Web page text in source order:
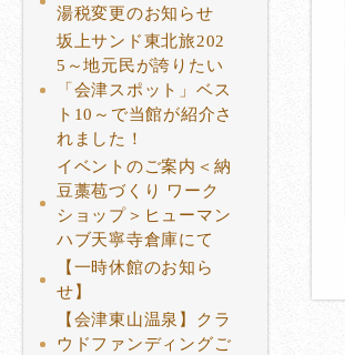
湯税変更のお知らせ
坂上サンド東北旅202
5～地元民が誇りたい
「会津スポット」ベス
ト10～で当館が紹介さ
れました！
イベントのご案内＜納
豆藁苞づくり ワーク
ショップ＞ヒューマン
ハブ天寧寺倉庫にて
【一時休館のお知ら
せ】
【会津東山温泉】クラ
ウドファンディングご